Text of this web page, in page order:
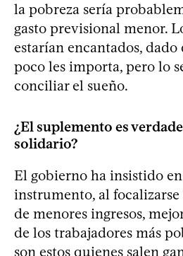
la pobreza sería
gasto previsional menor.
estarían encantados,
poco les importa, pero lo
conciliar el sueño.
¿El suplemento es
solidario?
El gobierno ha insistido
instrumento, al
de menores ingresos,
de los trabajadores más
son estos quienes salen